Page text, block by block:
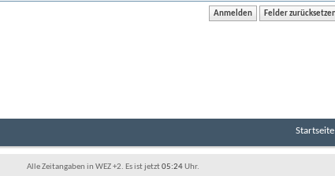
Startseite
Alle Zeitangaben in WEZ +2. Es ist jetzt05:24Uhr.